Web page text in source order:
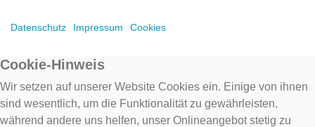
Datenschutz Impressum Cookies
Cookie-Hinweis
Wir setzen auf unserer Website Cookies ein. Einige von ihnen
sind wesentlich, um die Funktionalität zu gewährleisten,
während andere uns helfen, unser Onlineangebot stetig zu